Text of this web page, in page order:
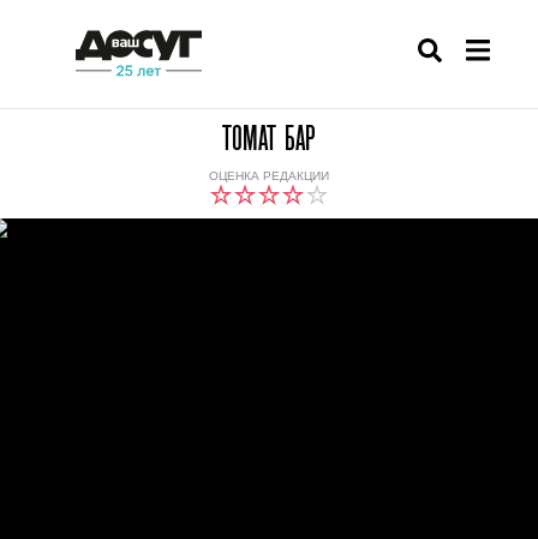
ТОМАТ БАР
ОЦЕНКА РЕДАКЦИИ